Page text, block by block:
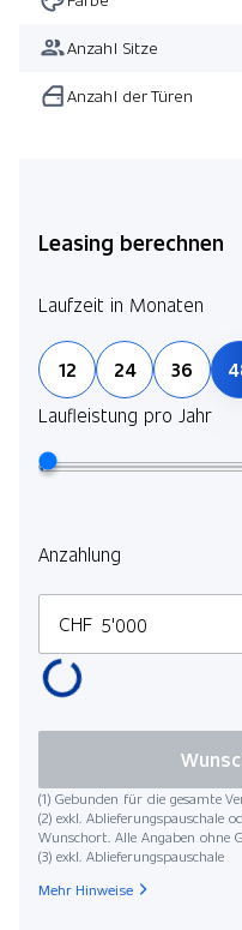
Anzahl Sitze
Anzahl der Türen
Leasing berechnen
Laufzeit in Monaten
12 24 36
Laufleistung pro Jahr
Anzahlung
CHF
(1) Gebunden für die gesamte
(2) exkl. Ablieferungspauschale
Wunschort. Alle Angaben ohne
(3) exkl. Ablieferungspauschale
Mehr Hinweise